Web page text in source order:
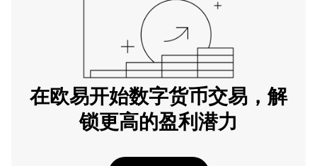
在欧易开始数字货币交易，解
锁更高的盈利潜力